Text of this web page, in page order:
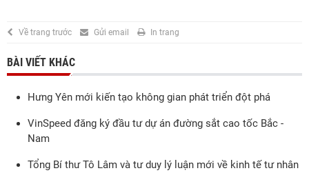
Về trang trước Gửi email In trang
BÀI VIẾT KHÁC
Hưng Yên mới kiến tạo không gian phát triển đột phá
VinSpeed đăng ký đầu tư dự án đường sắt cao tốc Bắc -
Nam
Tổng Bí thư Tô Lâm và tư duy lý luận mới về kinh tế tư nhân